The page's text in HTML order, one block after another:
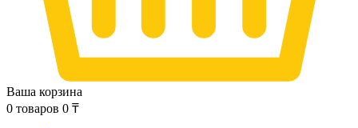
Ваша корзина
0 товаров 0 ₸